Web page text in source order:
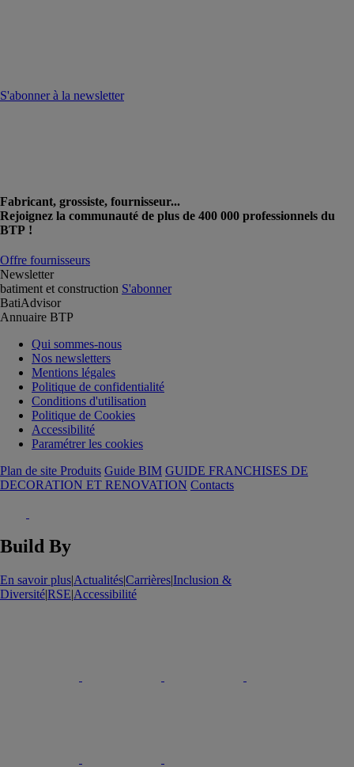
S'abonner à la newsletter
Fabricant, grossiste, fournisseur...
Rejoignez la communauté de plus de 400 000 professionnels du
BTP !
Offre fournisseurs
Newsletter
batiment et construction S'abonner
BatiAdvisor
Annuaire BTP
Qui sommes-nous
Nos newsletters
Mentions légales
Politique de confidentialité
Conditions d'utilisation
Politique de Cookies
Accessibilité
Paramétrer les cookies
Plan de site Produits Guide BIM GUIDE FRANCHISES DE
DECORATION ET RENOVATION Contacts
Build By
En savoir plus|Actualités|Carrières|Inclusion &
Diversité|RSE|Accessibilité